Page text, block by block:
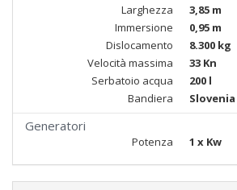
Larghezza
3,85 m
Immersione
0,95 m
Dislocamento
8.300 kg
Velocità massima
33 Kn
Serbatoio acqua
200 l
Bandiera
Slovenia
Generatori
Potenza 1 x Kw